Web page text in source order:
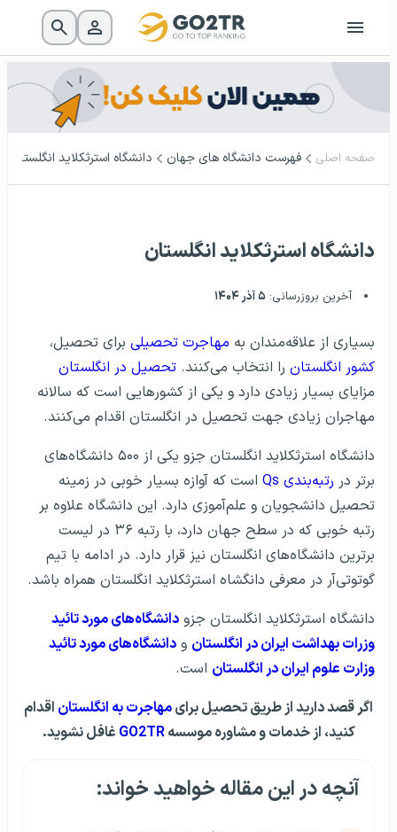
صفحه اصلی فهرست دانشگاه‌ های جهان دانشگاه استرثکلاید انگلستان
دانشگاه استرثکلاید انگلستان
آخرین بروزرسانی: ۵ آذر ۱۴۰۴
بسیاری از علاقه‌مندان به مهاجرت تحصیلی برای تحصیل،
کشور انگلستان را انتخاب می‌کنند. تحصیل در انگلستان
مزایای بسیار زیادی دارد و یکی از کشور‌هایی است که سالانه
مهاجران زیادی جهت تحصیل در انگلستان اقدام می‌کنند.
دانشگاه استرثکلاید انگلستان جزو یکی از ۵۰۰ دانشگاه‌های
برتر در رتبه‌بندی Qs
است که آوازه بسیار خوبی در زمینه
تحصیل دانشجویان و علم‌آموزی دارد. این دانشگاه علاوه بر
رتبه خوبی که در سطح جهان دارد، با رتبه ۳۶ در لیست
برترین دانشگاه‌های انگلستان نیز قرار دارد. در ادامه با تیم
گوتوتی‌آر در معرفی دانگشاه استرثکلاید انگلستان همراه باشد.
دانشگاه استرثکلاید انگلستان جزو دانشگاه‌های مورد تائید
وزرات بهداشت ایران در انگلستان و دانشگاه‌های مورد تائید
وزارت علوم ایران در انگلستان است.
اگر قصد دارید از طریق تحصیل برایمهاجرت به انگلستان اقدام
کنید، از خدمات و مشاوره موسسهGO2TR غافل نشوید.
آنچه در این مقاله خواهید خواند: